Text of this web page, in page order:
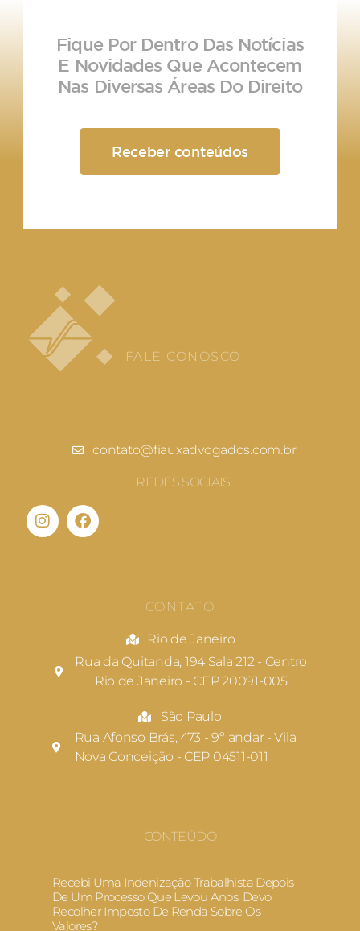
Fique Por Dentro Das Notícias
E Novidades Que Acontecem
Nas Diversas Áreas Do Direito
Receber conteúdos
FALE CONOSCO
contato@fiauxadvogados.com.br
REDES SOCIAIS
CONTATO
Rio de Janeiro
Rua da Quitanda, 194 Sala 212 - Centro
Rio de Janeiro - CEP 20091-005
São Paulo
Rua Afonso Brás, 473 - 9º andar - Vila
Nova Conceição - CEP 04511-011
CONTEÚDO
Recebi Uma Indenização Trabalhista Depois
De Um Processo Que Levou Anos. Devo
Recolher Imposto De Renda Sobre Os
Valores?